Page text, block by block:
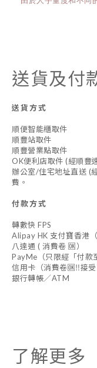
送貨及付
送貨方式
順便智能櫃取件
順豐站取件
順豐營業點取件
OK便利店取件 (經順豐
辦公室/住宅地址直送 (
費。
付款方式
轉數快 FPS
Alipay HK 支付寶香港
八達通 ( 消費卷 🆗）
PayMe（只限經「付款
信用卡（消費卷🆗‼️接
銀行轉帳／ATM
了解更多